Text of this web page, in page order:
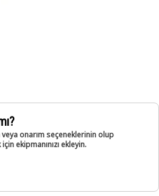
veya onarım seçeneklerinin olup
ekipmanınızı ekleyin.